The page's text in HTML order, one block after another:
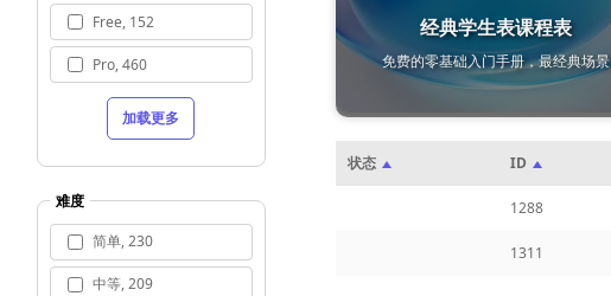
Free, 152
Pro, 460
加载更多
难度
简单, 230
中等, 209
经典学生表课程表
免费的零基础入门手册，最经典场景
状态 ID
1288
1311